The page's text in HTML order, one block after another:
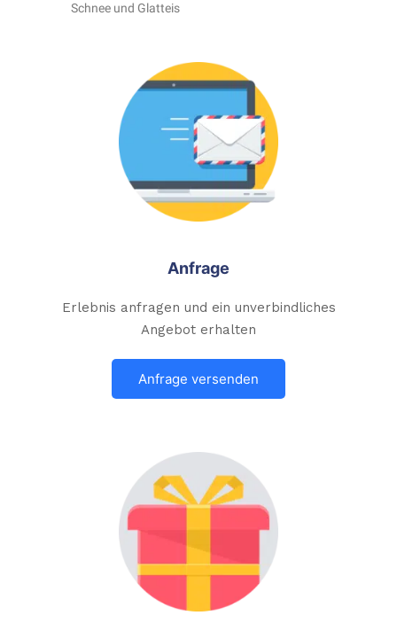
Schnee und Glatteis
Anfrage
Erlebnis anfragen und ein unverbindliches
Angebot erhalten
Anfrage versenden